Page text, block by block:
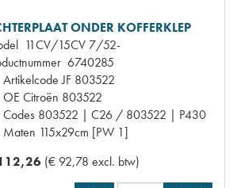
ONDER KOFFERKLEP
11CV/15CV 7/52-
6740285
Artikelcode JF 803522
OE Citroën 803522
Codes 803522 | C26 / 803522 | P430
Maten 115x29cm [PW 1]
(€ 92,78 excl. btw)